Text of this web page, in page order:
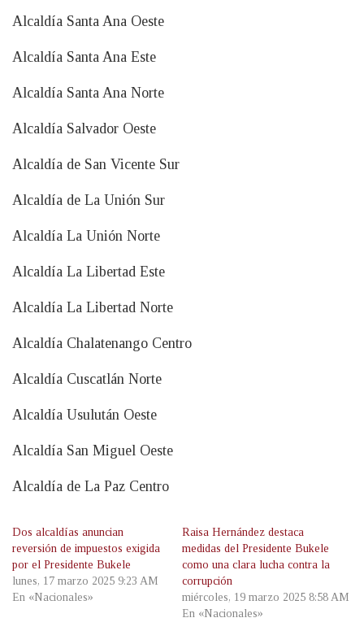
Alcaldía Santa Ana Oeste
Alcaldía Santa Ana Este
Alcaldía Santa Ana Norte
Alcaldía Salvador Oeste
Alcaldía de San Vicente Sur
Alcaldía de La Unión Sur
Alcaldía La Unión Norte
Alcaldía La Libertad Este
Alcaldía La Libertad Norte
Alcaldía Chalatenango Centro
Alcaldía Cuscatlán Norte
Alcaldía Usulután Oeste
Alcaldía San Miguel Oeste
Alcaldía de La Paz Centro
Dos alcaldías anuncian
reversión de impuestos exigida
por el Presidente Bukele
lunes, 17 marzo 2025 9:23 AM
En «Nacionales»
Raisa Hernández destaca
medidas del Presidente Bukele
como una clara lucha contra la
corrupción
miércoles, 19 marzo 2025 8:58 AM
En «Nacionales»